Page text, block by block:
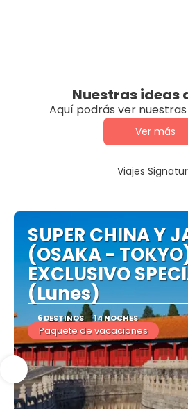
Nuestras ideas
Aquí podrás ver
Ver más
Viajes
SUPER CHINA Y
(OSAKA -
EXCLUSIVO
(Lunes)
6 DESTINOS 14 NOCHES
Paquete de vacaciones